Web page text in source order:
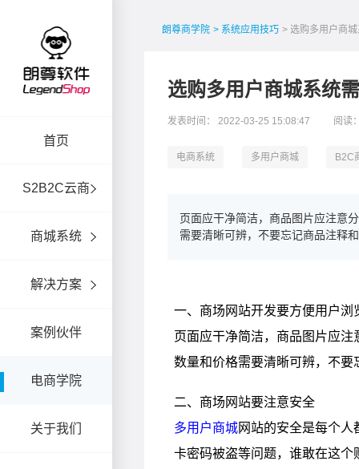
首页
S2B2C云商
商城系统
解决方案
案例伙伴
电商学院
关于我们
朗尊商学院 > 系统应用技巧 > 选购多用户商
选购多用户商城系统
发表时间： 2022-03-25 15:08:47 阅读
电商系统 多用户商城 B2C
页面应干净简洁，商品图片应注意
需要清晰可辨，不要忘记商品注释